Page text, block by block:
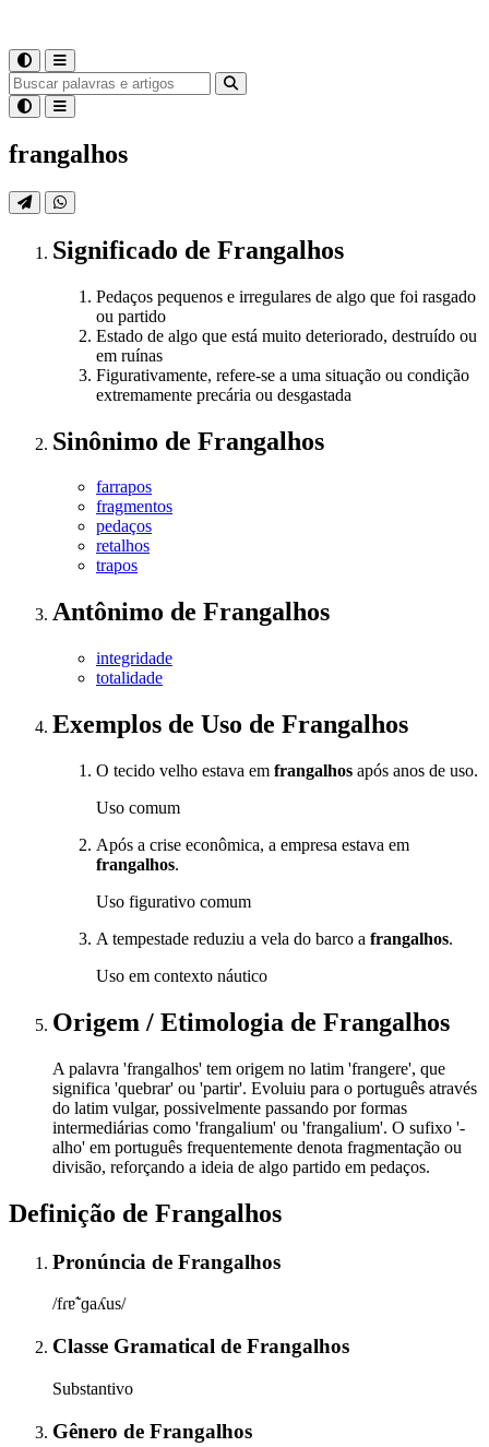
frangalhos
Significado de Frangalhos
Pedaços pequenos e irregulares de algo que foi rasgado
ou partido
Estado de algo que está muito deteriorado, destruído ou
em ruínas
Figurativamente, refere-se a uma situação ou condição
extremamente precária ou desgastada
Sinônimo de Frangalhos
farrapos
fragmentos
pedaços
retalhos
trapos
Antônimo de Frangalhos
integridade
totalidade
Exemplos de Uso de Frangalhos
O tecido velho estava em frangalhos após anos de uso.
Uso comum
Após a crise econômica, a empresa estava em
frangalhos.
Uso figurativo comum
A tempestade reduziu a vela do barco a frangalhos.
Uso em contexto náutico
Origem / Etimologia de Frangalhos
A palavra 'frangalhos' tem origem no latim 'frangere', que
significa 'quebrar' ou 'partir'. Evoluiu para o português através
do latim vulgar, possivelmente passando por formas
intermediárias como 'frangalium' ou 'frangalium'. O sufixo '-
alho' em português frequentemente denota fragmentação ou
divisão, reforçando a ideia de algo partido em pedaços.
Definição de Frangalhos
Pronúncia de Frangalhos
/fɾɐ̃ˈɡaʎus/
Classe Gramatical de Frangalhos
Substantivo
Gênero de Frangalhos